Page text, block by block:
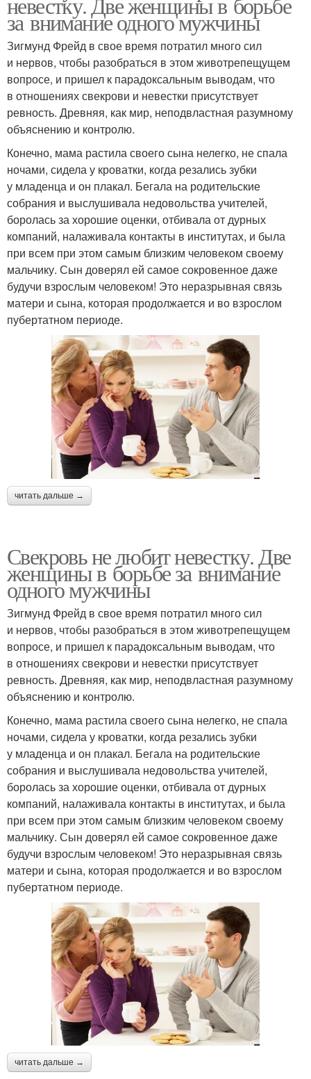
за внимание одного мужчины
Зигмунд Фрейд в свое время потратил много сил
и нервов, чтобы разобраться в этом животрепещущем
вопросе, и пришел к парадоксальным выводам, что
в отношениях свекрови и невестки присутствует
ревность. Древняя, как мир, неподвластная разумному
объяснению и контролю.
Конечно, мама растила своего сына нелегко, не спала
ночами, сидела у кроватки, когда резались зубки
у младенца и он плакал. Бегала на родительские
собрания и выслушивала недовольства учителей,
боролась за хорошие оценки, отбивала от дурных
компаний, налаживала контакты в институтах, и была
при всем при этом самым близким человеком своему
мальчику. Сын доверял ей самое сокровенное даже
будучи взрослым человеком! Это неразрывная связь
матери и сына, которая продолжается и во взрослом
пубертатном периоде.
читать дальше →
Свекровь не любит невестку. Две
женщины в борьбе за внимание
одного мужчины
Зигмунд Фрейд в свое время потратил много сил
и нервов, чтобы разобраться в этом животрепещущем
вопросе, и пришел к парадоксальным выводам, что
в отношениях свекрови и невестки присутствует
ревность. Древняя, как мир, неподвластная разумному
объяснению и контролю.
Конечно, мама растила своего сына нелегко, не спала
ночами, сидела у кроватки, когда резались зубки
у младенца и он плакал. Бегала на родительские
собрания и выслушивала недовольства учителей,
боролась за хорошие оценки, отбивала от дурных
компаний, налаживала контакты в институтах, и была
при всем при этом самым близким человеком своему
мальчику. Сын доверял ей самое сокровенное даже
будучи взрослым человеком! Это неразрывная связь
матери и сына, которая продолжается и во взрослом
пубертатном периоде.
читать дальше →